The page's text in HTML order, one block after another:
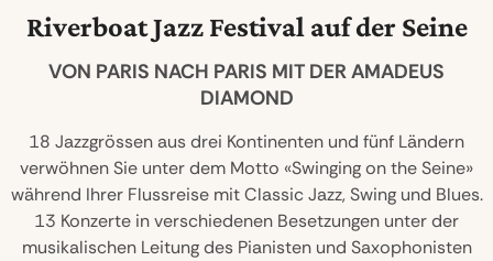
Riverboat Jazz Festival auf der Seine
VON PARIS NACH PARIS MIT DER AMADEUS
DIAMOND
18 Jazzgrössen aus drei Kontinenten und fünf Ländern
verwöhnen Sie unter dem Motto «Swinging on the Seine»
während Ihrer Flussreise mit Classic Jazz, Swing und Blues.
13 Konzerte in verschiedenen Besetzungen unter der
musikalischen Leitung des Pianisten und Saxophonisten